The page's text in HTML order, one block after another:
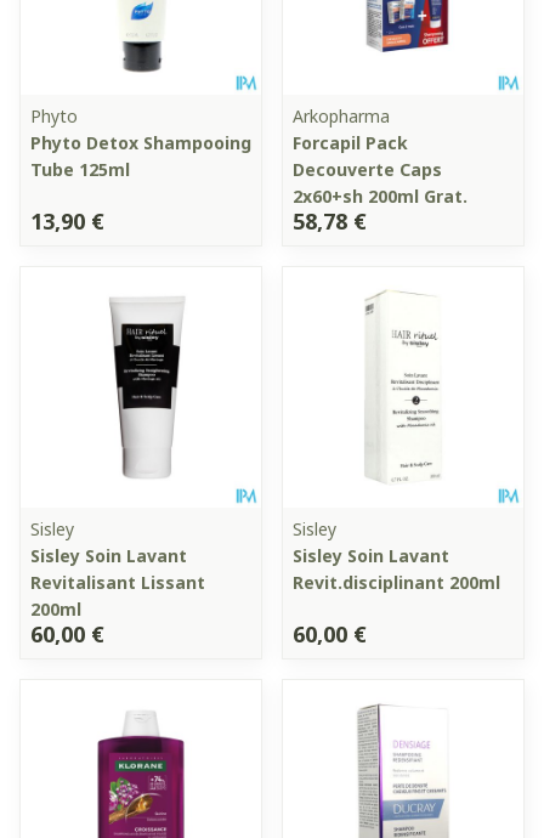
Phyto
Phyto Detox Shampooing
Tube 125ml
13,90 €
Arkopharma
Forcapil Pack
Decouverte Caps
2x60+sh 200ml Grat.
58,78 €
Sisley
Sisley Soin Lavant
Revitalisant Lissant
200ml
60,00 €
Sisley
Sisley Soin Lavant
Revit.disciplinant 200ml
60,00 €